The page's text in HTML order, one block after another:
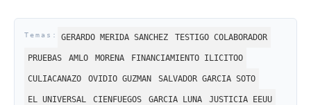
GERARDO MERIDA SANCHEZ TESTIGO COLABORADOR
PRUEBAS AMLO MORENA FINANCIAMIENTO ILICITOO
CULIACANAZO OVIDIO GUZMAN SALVADOR GARCIA SOTO
EL UNIVERSAL CIENFUEGOS GARCIA LUNA JUSTICIA EEUU